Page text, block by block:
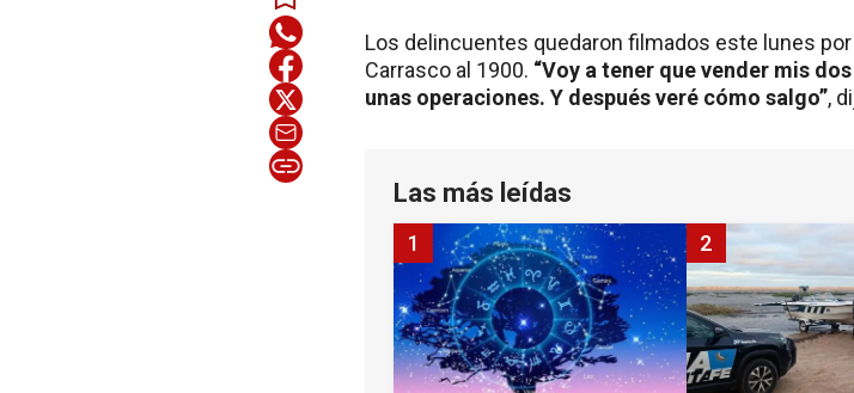
Los delincuentes quedaron filmados este lunes
Carrasco al 1900. “Voy a tener que vender mis
unas operaciones. Y después veré cómo salgo”,
Las más leídas
1 2